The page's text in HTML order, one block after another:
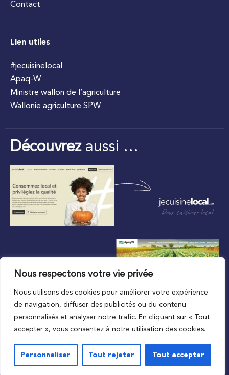
Nous respectons votre vie privée
Nous utilisons des cookies pour améliorer votre expérience
de navigation, diffuser des publicités ou du contenu
personnalisés et analyser notre trafic. En cliquant sur « Tout
accepter », vous consentez à notre utilisation des cookies.
Personnaliser Tout rejeter Tout accepter
Contact
Lien utiles
#jecuisinelocal
Apaq-W
Ministre wallon de l’agriculture
Wallonie agriculture SPW
Découvrezaussi …
Pour cuisiner local
Au plus proche du local
Vie privée
Conditions de l’accord d’utilisation